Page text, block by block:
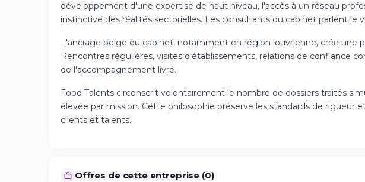
développement d'une expertise de haut niveau, l'accès à un réseau
instinctive des réalités sectorielles. Les consultants du cabinet parlent le
L'ancrage belge du cabinet, notamment en région louvrienne, crée une
Rencontres régulières, visites d'établissements, relations de confiance
de l'accompagnement livré.
Food Talents circonscrit volontairement le nombre de dossiers traités
élevée par mission. Cette philosophie préserve les standards de rigueur
clients et talents.
Offres de cette entreprise (0)